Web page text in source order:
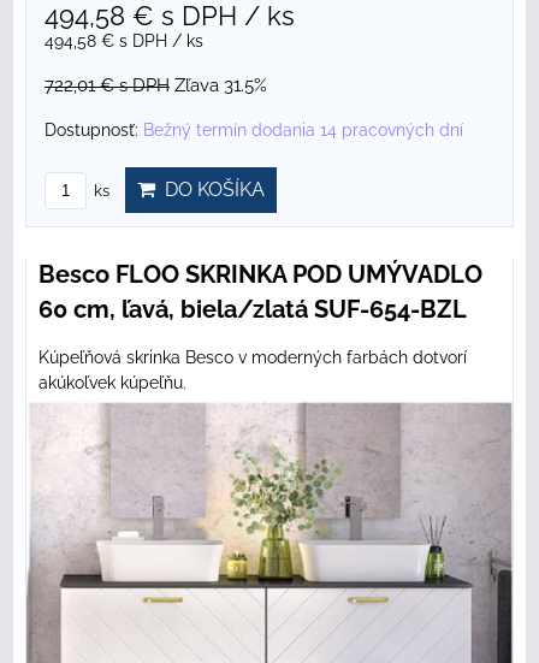
494,58 € s DPH / ks
494,58 € s DPH / ks
722,01 €s DPH Zľava 31.5%
Dostupnosť: Bežný termín dodania 14 pracovných dní
ks DO KOŠÍKA
Besco FLOO SKRINKA POD UMÝVADLO
60 cm, ľavá, biela/zlatá SUF-654-BZL
Kúpeľňová skrinka Besco v moderných farbách dotvorí
akúkoľvek kúpeľňu.